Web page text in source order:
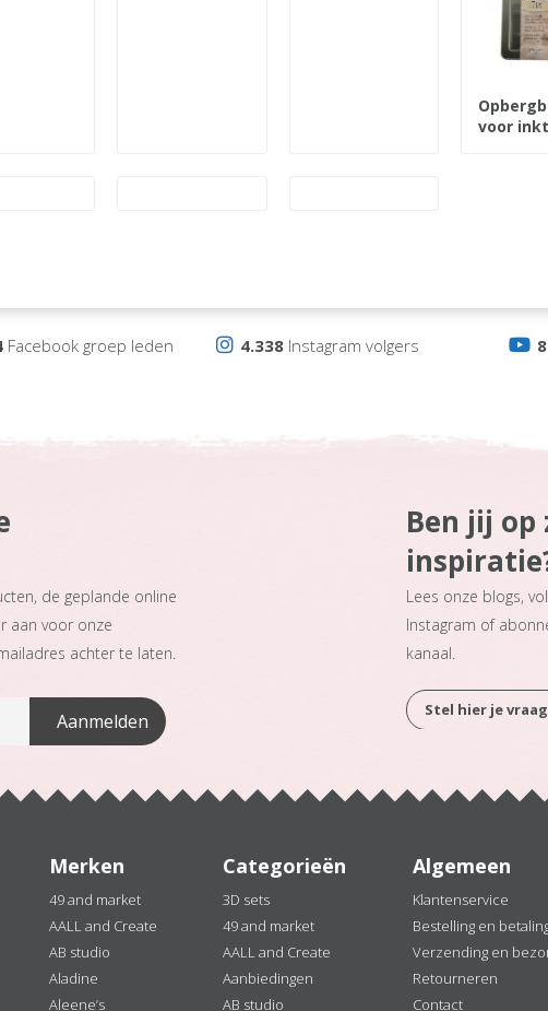
voor inkt
Facebook groep leden 4.338 Instagram volgers
de geplande online
aan voor onze
achter te laten.
Ben jij op
Lees onze blogs,
Instagram of
kanaal.
Stel hier je vraag
Merken
49 and market
AALL and Create
AB studio
Aladine
Aleene’s
Categorieën
3D sets
49 and market
AALL and Create
Aanbiedingen
AB studio
Algemeen
Klantenservice
Bestelling en
Verzending en
Retourneren
Contact